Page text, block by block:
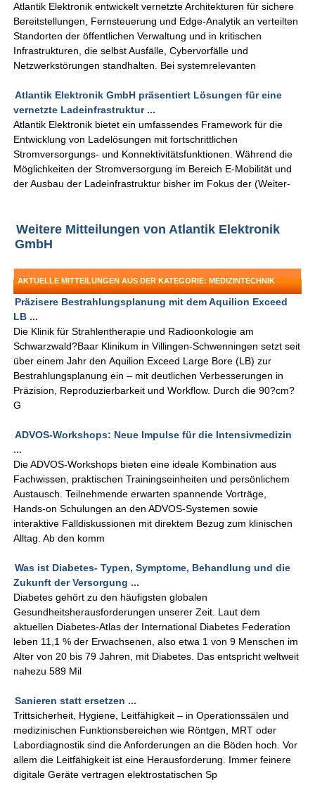
Atlantik Elektronik entwickelt vernetzte Architekturen für sichere
Bereitstellungen, Fernsteuerung und Edge-Analytik an verteilten
Standorten der öffentlichen Verwaltung und in kritischen
Infrastrukturen, die selbst Ausfälle, Cybervorfälle und
Netzwerkstörungen standhalten. Bei systemrelevanten
Atlantik Elektronik GmbH präsentiert Lösungen für eine
vernetzte Ladeinfrastruktur ...
Atlantik Elektronik bietet ein umfassendes Framework für die
Entwicklung von Ladelösungen mit fortschrittlichen
Stromversorgungs- und Konnektivitätsfunktionen. Während die
Möglichkeiten der Stromversorgung im Bereich E-Mobilität und
der Ausbau der Ladeinfrastruktur bisher im Fokus der (Weiter-
Weitere Mitteilungen von Atlantik Elektronik
GmbH
AKTUELLE MITTEILUNGEN AUS DER KATEGORIE: MEDIZINTECHNIK
Präzisere Bestrahlungsplanung mit dem Aquilion Exceed
LB ...
Die Klinik für Strahlentherapie und Radioonkologie am
Schwarzwald?Baar Klinikum in Villingen-Schwenningen setzt seit
über einem Jahr den Aquilion Exceed Large Bore (LB) zur
Bestrahlungsplanung ein – mit deutlichen Verbesserungen in
Präzision, Reproduzierbarkeit und Workflow. Durch die 90?cm?
G
ADVOS-Workshops: Neue Impulse für die Intensivmedizin
...
Die ADVOS-Workshops bieten eine ideale Kombination aus
Fachwissen, praktischen Trainingseinheiten und persönlichem
Austausch. Teilnehmende erwarten spannende Vorträge,
Hands-on Schulungen an den ADVOS-Systemen sowie
interaktive Falldiskussionen mit direktem Bezug zum klinischen
Alltag. Ab den komm
Was ist Diabetes- Typen, Symptome, Behandlung und die
Zukunft der Versorgung ...
Diabetes gehört zu den häufigsten globalen
Gesundheitsherausforderungen unserer Zeit. Laut dem
aktuellen Diabetes-Atlas der International Diabetes Federation
leben 11,1 % der Erwachsenen, also etwa 1 von 9 Menschen im
Alter von 20 bis 79 Jahren, mit Diabetes. Das entspricht weltweit
nahezu 589 Mil
Sanieren statt ersetzen ...
Trittsicherheit, Hygiene, Leitfähigkeit – in Operationssälen und
medizinischen Funktionsbereichen wie Röntgen, MRT oder
Labordiagnostik sind die Anforderungen an die Böden hoch. Vor
allem die Leitfähigkeit ist eine Herausforderung. Immer feinere
digitale Geräte vertragen elektrostatischen Sp